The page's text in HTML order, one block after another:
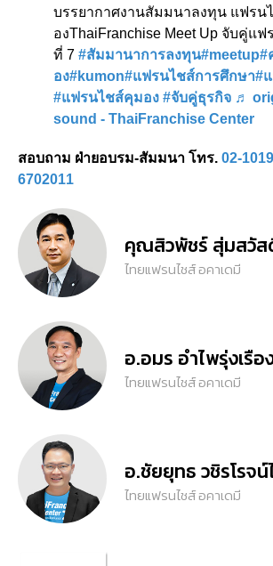
บรรยากาศงานสัมมนาลงทุน แฟรน
องThaiFranchise Meet Up จับคู่แฟ
ที่ 7 #สัมมานาการลงทุน#meetup#
อง#kumon#แฟรนไชส์การศึกษา#
#แฟรนไชส์คุมอง #จับคู่ธุรกิจ ♬
sound - ThaiFranchise Center
สอบถาม ฝ่ายอบรม-สัมมนา โทร. 02-
6702011
คุณสิวพัชร์ สุ่มสวั
ไทยแฟรนไชส์ อคาเดมี
อ.อมร อำไพรุ่งเรือ
ไทยแฟรนไชส์ อคาเดมี
อ.ชัยยุทธ วชิรโรจ
ไทยแฟรนไชส์ อคาเดมี